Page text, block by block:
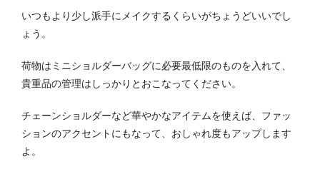
いつもより少し派手にメイクするくらいがちょうどいいでし
ょう。
荷物はミニショルダーバッグに必要最低限のものを入れて、
貴重品の管理はしっかりとおこなってください。
チェーンショルダーなど華やかなアイテムを使えば、ファッ
ションのアクセントにもなって、おしゃれ度もアップします
よ。